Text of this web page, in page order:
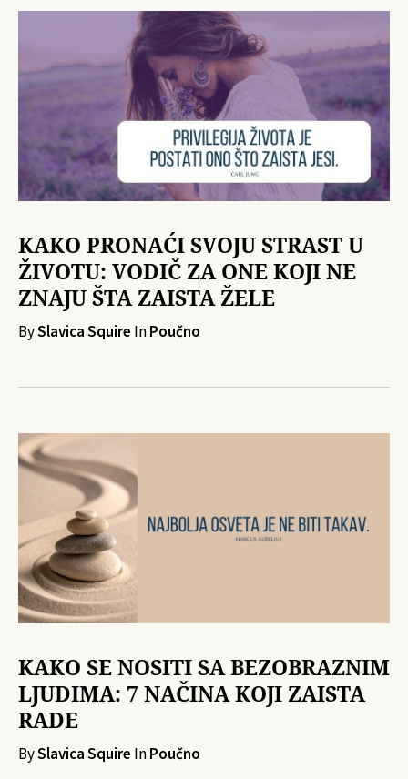
KAKO PRONAĆI SVOJU STRAST U
ŽIVOTU: VODIČ ZA ONE KOJI NE
ZNAJU ŠTA ZAISTA ŽELE
BySlavica Squire InPoučno
KAKO SE NOSITI SA BEZOBRAZNIM
LJUDIMA: 7 NAČINA KOJI ZAISTA
RADE
BySlavica Squire InPoučno